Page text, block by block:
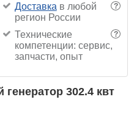
?
Доставка в любой
регион России
?
Технические
компетенции: сервис,
запчасти, опыт
302.4 квт